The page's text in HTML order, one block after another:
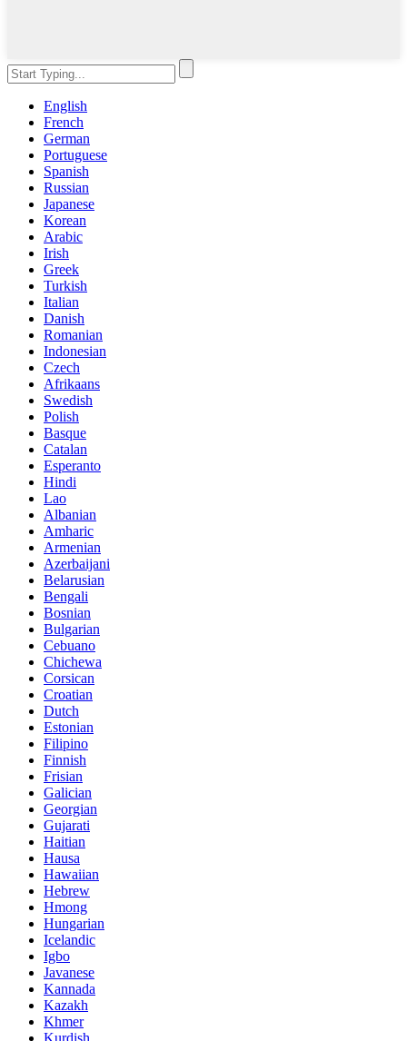
English
French
German
Portuguese
Spanish
Russian
Japanese
Korean
Arabic
Irish
Greek
Turkish
Italian
Danish
Romanian
Indonesian
Czech
Afrikaans
Swedish
Polish
Basque
Catalan
Esperanto
Hindi
Lao
Albanian
Amharic
Armenian
Azerbaijani
Belarusian
Bengali
Bosnian
Bulgarian
Cebuano
Chichewa
Corsican
Croatian
Dutch
Estonian
Filipino
Finnish
Frisian
Galician
Georgian
Gujarati
Haitian
Hausa
Hawaiian
Hebrew
Hmong
Hungarian
Icelandic
Igbo
Javanese
Kannada
Kazakh
Khmer